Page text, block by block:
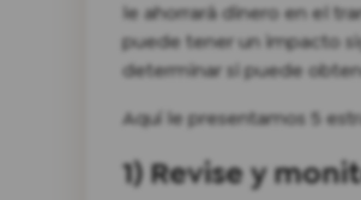
le ahorrará dinero en el
puede tener un impacto
determinar si puede
Aquí le presentamos 5
1) Revise y